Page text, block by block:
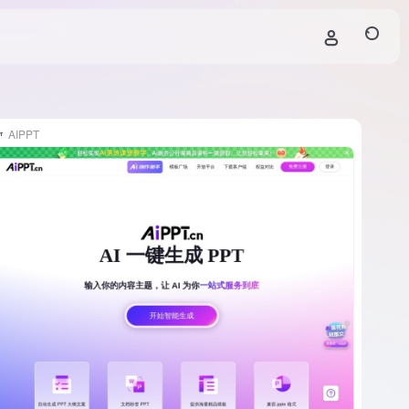
AIPPT